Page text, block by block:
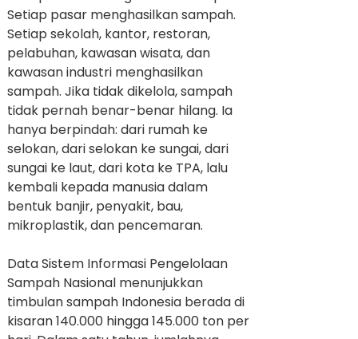
Setiap pasar menghasilkan sampah.
Setiap sekolah, kantor, restoran,
pelabuhan, kawasan wisata, dan
kawasan industri menghasilkan
sampah. Jika tidak dikelola, sampah
tidak pernah benar-benar hilang. Ia
hanya berpindah: dari rumah ke
selokan, dari selokan ke sungai, dari
sungai ke laut, dari kota ke TPA, lalu
kembali kepada manusia dalam
bentuk banjir, penyakit, bau,
mikroplastik, dan pencemaran.
Data Sistem Informasi Pengelolaan
Sampah Nasional menunjukkan
timbulan sampah Indonesia berada di
kisaran 140.000 hingga 145.000 ton per